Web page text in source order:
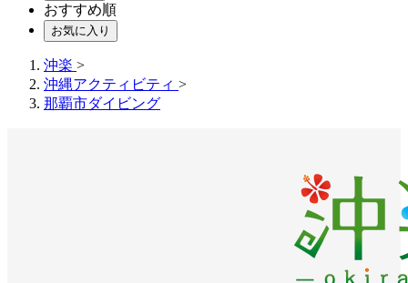
おすすめ順
お気に入り
沖楽 >
沖縄アクティビティ >
那覇市ダイビング